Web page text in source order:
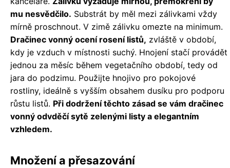
mu nesvědčilo. Substrát by měl mezi zálivkami vždy
mírně proschnout. V zimě zálivku omezte na minimum.
Dračinec vonný ocení rosení listů, zvláště v období,
kdy je vzduch v místnosti suchý. Hnojení stačí provádět
jednou za měsíc během vegetačního období, tedy od
jara do podzimu. Použijte hnojivo pro pokojové
rostliny, ideálně s vyšším obsahem dusíku pro podporu
růstu listů. Při dodržení těchto zásad se vám dračinec
vonný odvděčí sytě zelenými listy a elegantním
vzhledem.
Množení a přesazování